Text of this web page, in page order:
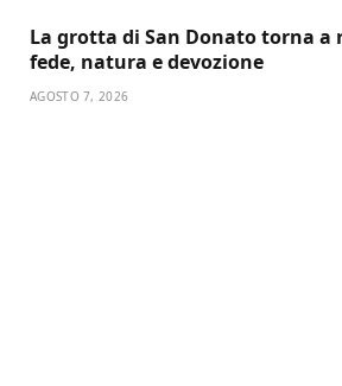
La grotta di San Donato torna a
fede, natura e devozione
AGOSTO 7, 2026